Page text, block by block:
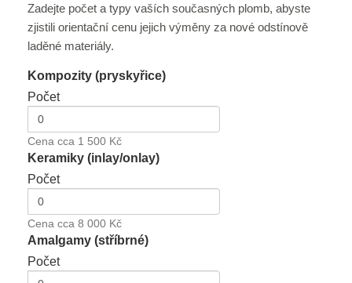
Zadejte počet a typy vaších současných plomb, abyste
zjistili orientační cenu jejich výměny za nové odstínově
laděné materiály.
Kompozity (pryskyřice)
Počet
Cena cca 1 500 Kč
Keramiky (inlay/onlay)
Počet
Cena cca 8 000 Kč
Amalgamy (stříbrné)
Počet